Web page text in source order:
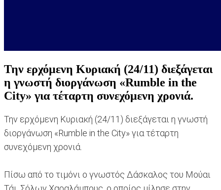
Την ερχόμενη Κυριακή (24/11) διεξάγεται
η γνωστή διοργάνωση «Rumble in the
City» για τέταρτη συνεχόμενη χρονιά.
Την ερχόμενη Κυριακή (24/11) διεξάγεται η γνωστή
διοργάνωση «Rumble in the City» για τέταρτη
συνεχόμενη χρονιά.
Πίσω από το τιμόνι ο γνωστός Δάσκαλος του Μούαι